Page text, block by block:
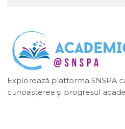
Explorează platforma SNSPA
cunoașterea și progresul